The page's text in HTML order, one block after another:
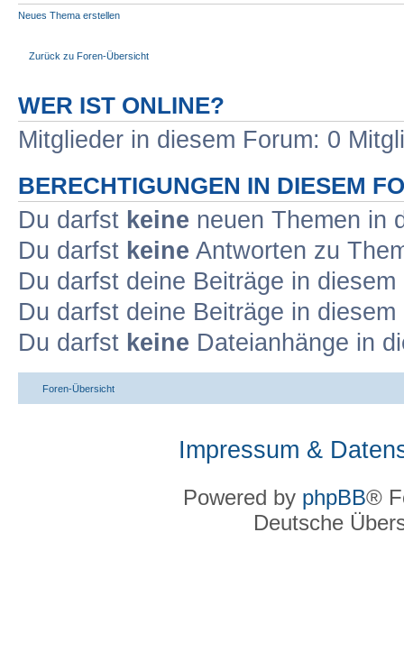
Neues Thema erstellen
Zurück zu Foren-Übersicht
WER IST ONLINE?
Mitglieder in diesem Forum: 0
BERECHTIGUNGEN IN DIESEM
Du darfst keine neuen Themen in
Du darfst keine Antworten zu
Du darfst deine Beiträge in
Du darfst deine Beiträge in
Du darfst keine Dateianhänge in
Foren-Übersicht
Impressum &
Powered by phpBB®
Deutsche